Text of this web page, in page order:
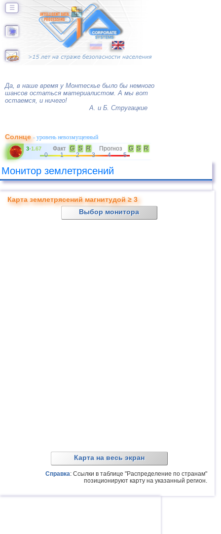
☰
Да, в наше время у Монтескье было бы немного
шансов остаться материалистом. А мы вот
остаемся, и ничего!
А. и Б. Стругацкие
Солнце- уровень невозмущенный
3-1.67 Факт G S R Прогноз G S
R
0
1 2 3 4 5
Монитор землетрясений
Карта землетрясений магнитудой ≥ 3
Выбор монитора
Карта на весь экран
Справка: Ссылки в таблице "Распределение по странам"
позиционируют карту на указанный регион.